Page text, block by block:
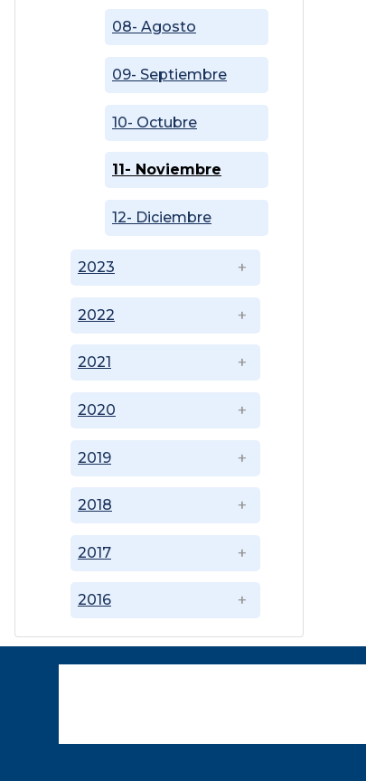
2016
2017
2018
2019
2020
2021
2022
2023
08- Agosto
09- Septiembre
10- Octubre
11- Noviembre
12- Diciembre